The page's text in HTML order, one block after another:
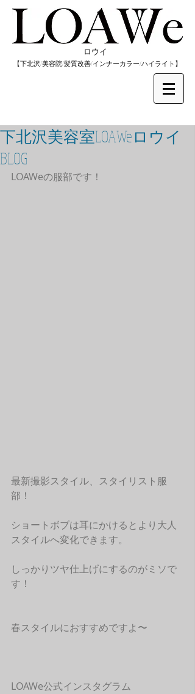
​ロウイ
​【下北沢/美容院/髪質改善/インナーカラー/​ハイライト】
下北沢美容室LOAWeロウイ
BLOG
LOAWeの服部です！
最新撮影スタイル、スタイリスト服
部！
ショートボブは耳にかけるとより大人
スタイルへ変化できます。
しっかりツヤ仕上げにするのがミソで
す！
春スタイルにおすすめですよ〜
LOAWe公式インスタグラム